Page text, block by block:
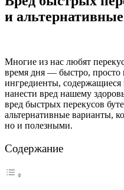
и
Многие из нас любят
время дня — быстро,
ингредиенты,
нанести вред нашему
вред быстрых перекусов
альтернативные варианты,
но и полезными.
Содержание